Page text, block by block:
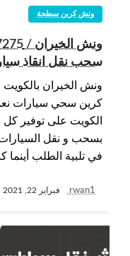
ونش كرين سطحة
سحب نقل انقاذ
ونش الخيران
كرين سحي سيارات
الكويت على توفير
بسحب و نقل
في تلبية الطلب
rwan1 فبراير 22, 2021